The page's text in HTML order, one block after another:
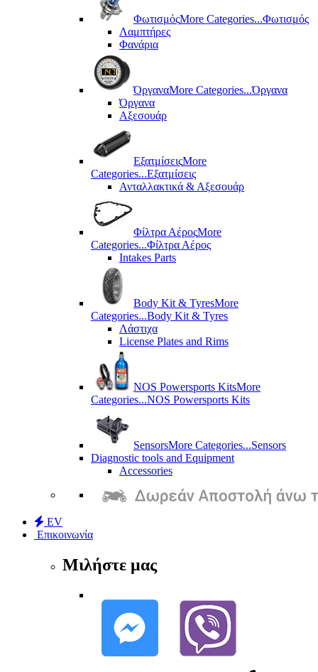
ΦωτισμόςMore Categories...Φωτισμός
Λαμπτήρες
Φανάρια
ΌργαναMore Categories...Όργανα
Όργανα
Αξεσουάρ
ΕξατμίσειςMore
Categories...Εξατμίσεις
Ανταλλακτικά & Αξεσουάρ
Φίλτρα ΑέροςMore
Categories...Φίλτρα Αέρος
Intakes Parts
Body Kit & TyresMore
Categories...Body Kit & Tyres
Λάστιχα
License Plates and Rims
NOS Powersports KitsMore
Categories...NOS Powersports Kits
SensorsMore Categories...Sensors
Diagnostic tools and Equipment
Accessories
EV
Επικοινωνία
Μιλήστε μας